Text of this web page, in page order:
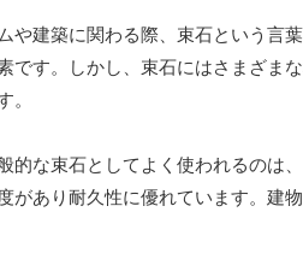
や建築に関わる際、束石という言
です。しかし、束石にはさまざま
。
的な束石としてよく使われるのは
があり耐久性に優れています。建